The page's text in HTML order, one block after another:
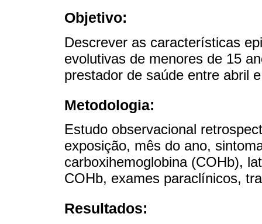
Objetivo:
Descrever as características
evolutivas de menores de 15
prestador de saúde entre abril
Metodologia:
Estudo observacional
exposição, mês do ano,
carboxihemoglobina (COHb),
COHb, exames paraclínicos,
Resultados: